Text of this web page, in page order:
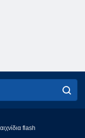
flash